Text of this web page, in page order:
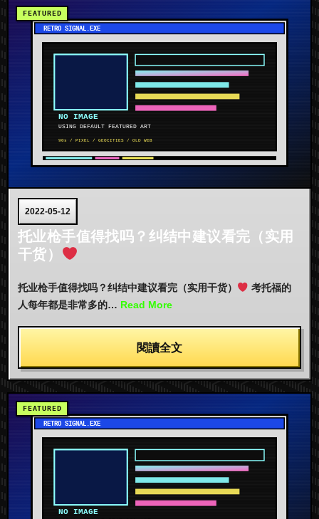
2022-05-12
托业枪手值得找吗？纠结中建议看完（实用
干货）
托业枪手值得找吗？纠结中建议看完（实用干货）
考托福的
人每年都是非常多的… Read More
閱讀全文